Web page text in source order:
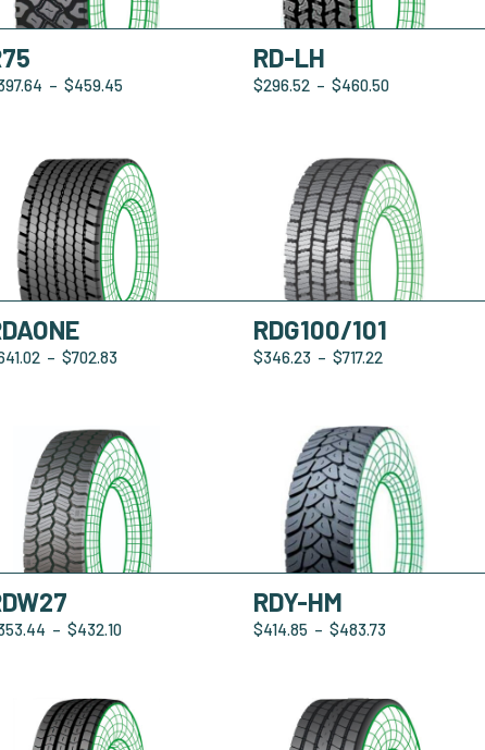
– $459.45
RD-LH
$296.52 – $460.50
– $702.83
RDG100/101
$346.23 – $717.22
– $432.10
RDY-HM
$414.85 – $483.73